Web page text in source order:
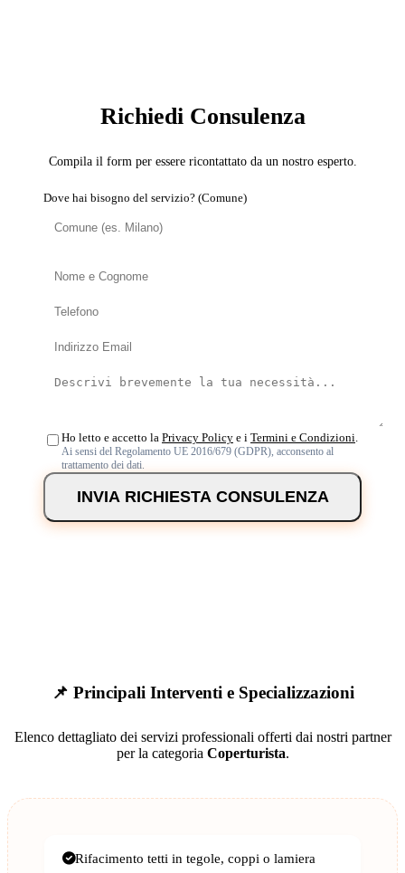
Richiedi Consulenza
Compila il form per essere ricontattato da un nostro esperto.
Dove hai bisogno del servizio? (Comune)
Ho letto e accetto la Privacy Policy e i Termini e Condizioni
Ai sensi del Regolamento UE 2016/679 (GDPR), acconsento al
trattamento dei dati.
INVIA RICHIESTA CONSULENZA
📌 Principali Interventi e Specializzazioni
Elenco dettagliato dei servizi professionali offerti dai nostri partner
per la categoria Coperturista.
Rifacimento tetti in tegole, coppi o lamiera